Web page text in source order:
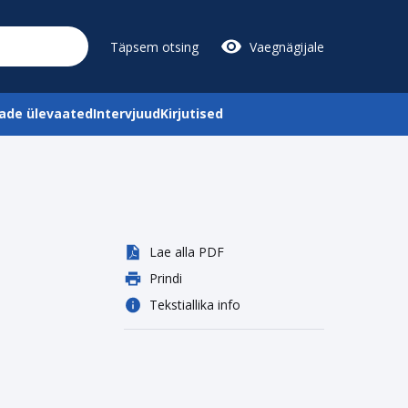
Täpsem otsing Vaegnägijale
ülevaatedIntervjuudKirjutised
Lae alla PDF
Prindi
Tekstiallika info